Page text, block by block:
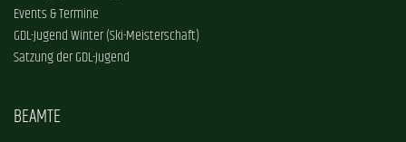
Events & Termine
GDL-Jugend Winter (Ski-Meisterschaft)
Satzung der GDL-Jugend
BEAMTE